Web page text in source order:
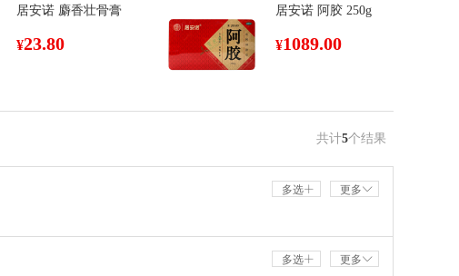
居安诺 麝香壮骨膏
¥23.80
居安诺 阿胶 250g
¥1089.00
共计5个结果
多选 更多
多选 更多